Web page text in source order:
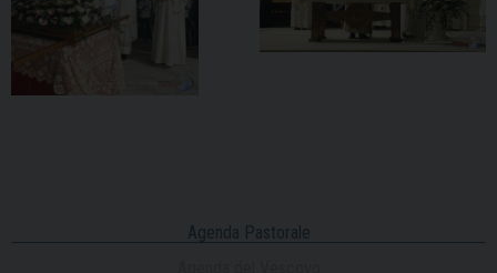
Agenda Pastorale